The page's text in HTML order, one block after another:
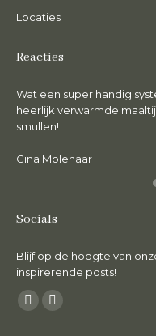
Locaties
Reacties
Wat een super handig
heerlijk verwarmde
smullen!
Gina Molenaar
Socials
Blijf op de hoogte van
inspirerende posts!
Vind ons op:
FacebookInstagram